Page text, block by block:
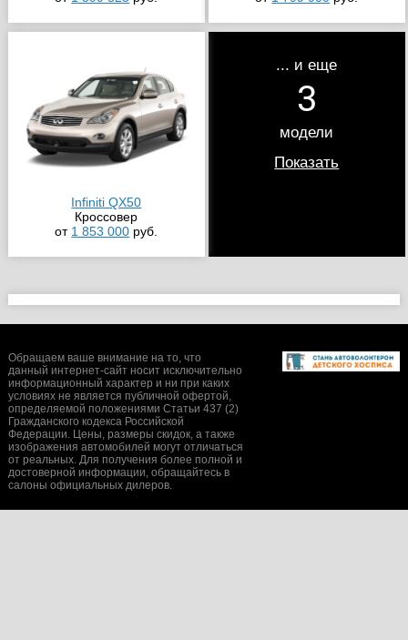
Infiniti QX50
Кроссовер
от 1 853 000 руб.
... и еще
3
модели
Показать
Обращаем ваше внимание на то, что
данный интернет-сайт носит исключительно
информационный характер и ни при каких
условиях не является публичной офертой,
определяемой положениями Статьи 437 (2)
Гражданского кодекса Российской
Федерации. Цены, размеры скидок, а также
изображения автомобилей могут отличаться
от реальных. Для получения более полной и
достоверной информации, обращайтесь в
салоны официальных дилеров.